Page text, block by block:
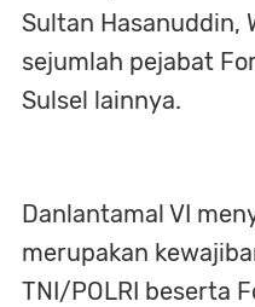
Sultan Hasanuddin,
sejumlah pejabat
Sulsel lainnya.
Danlantamal VI
merupakan
TNI/POLRI beserta